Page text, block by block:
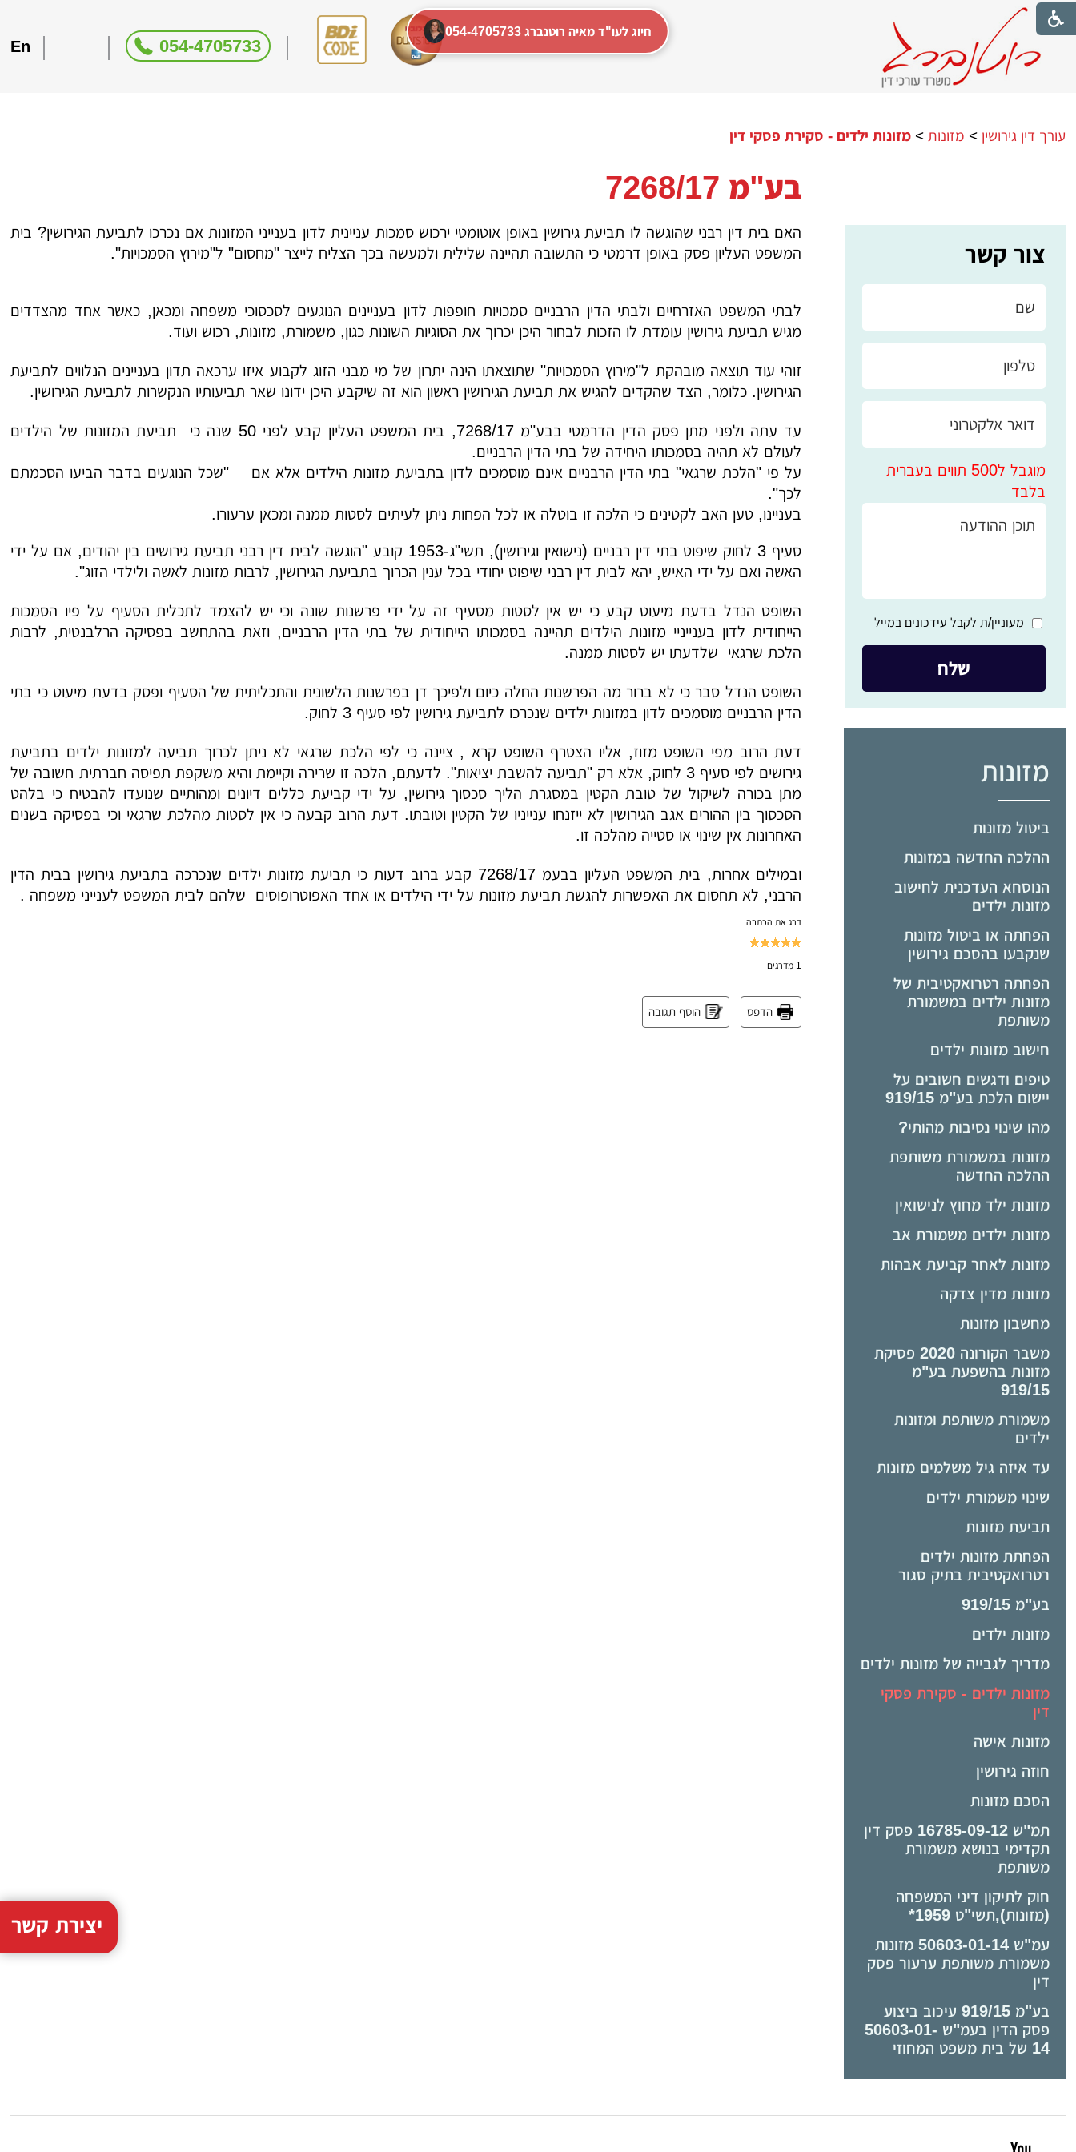
054-4705733
En
צור קשר
מוגבל ל500 תווים בעברית
בלבד
מעוניין/ת לקבל עידכונים במייל
מזונות
ביטול מזונות
ההלכה החדשה במזונות
הנוסחא העדכנית לחישוב
מזונות ילדים
הפחתה או ביטול מזונות
שנקבעו בהסכם גירושין
הפחתה רטרואקטיבית של
מזונות ילדים במשמורת
משותפת
חישוב מזונות ילדים
טיפים ודגשים חשובים על
יישום הלכת בע"מ 919/15
מהו שינוי נסיבות מהותי?
מזונות במשמורת משותפת
ההלכה החדשה
מזונות ילד מחוץ לנישואין
מזונות ילדים משמורת אב
מזונות לאחר קביעת אבהות
מזונות מדין צדקה
מחשבון מזונות
משבר הקורונה 2020 פסיקת
מזונות בהשפעת בע"מ
919/15
משמורת משותפת ומזונות
ילדים
עד איזה גיל משלמים מזונות
שינוי משמורת ילדים
תביעת מזונות
הפחתת מזונות ילדים
רטרואקטיבית בתיק סגור
בע"מ 919/15
מזונות ילדים
מדריך לגבייה של מזונות ילדים
מזונות ילדים - סקירת פסקי
דין
מזונות אישה
חוזה גירושין
הסכם מזונות
תמ"ש 16785-09-12 פסק דין
תקדימי בנושא משמורת
משותפת
חוק לתיקון דיני המשפחה
(מזונות),תשי"ט ­1959*
עמ"ש 50603-01-14 מזונות
משמורת משותפת ערעור פסק
דין
בע"מ 919/15 עיכוב ביצוע
פסק הדין בעמ"ש 50603-01-
14 של בית משפט המחוזי
עורך דין גירושין > מזונות >מזונות ילדים - סקירת פסקי דין
בע"מ 7268/17
האם בית דין רבני שהוגשה לו תביעת גירושין באופן אוטומטי ירכוש סמכות עניינית לדון בענייני המזונות אם נכרכו לתביעת הגירושין? בית
המשפט העליון פסק באופן דרמטי כי התשובה תהיינה שלילית ולמעשה בכך הצליח לייצר "מחסום" ל"מירוץ הסמכויות".
לבתי המשפט האזרחיים ולבתי הדין הרבניים סמכויות חופפות לדון בעניינים הנוגעים לסכסוכי משפחה ומכאן, כאשר אחד מהצדדים
מגיש תביעת גירושין עומדת לו הזכות לבחור היכן יכרוך את הסוגיות השונות כגון, משמורת, מזונות, רכוש ועוד.
זוהי עוד תוצאה מובהקת ל"מירוץ הסמכויות" שתוצאתו הינה יתרון של מי מבני הזוג לקבוע איזו ערכאה תדון בעניינים הנלווים לתביעת
הגירושין. כלומר, הצד שהקדים להגיש את תביעת הגירושין ראשון הוא זה שיקבע היכן ידונו שאר תביעותיו הנקשרות לתביעת הגירושין.
עד עתה ולפני מתן פסק הדין הדרמטי בבע"מ 7268/17, בית המשפט העליון קבע לפני 50 שנה כי תביעת המזונות של הילדים
לעולם לא תהיה בסמכותו היחידה של בתי הדין הרבניים.
על פי "הלכת שרגאי" בתי הדין הרבניים אינם מוסמכים לדון בתביעת מזונות הילדים אלא אם "שכל הנוגעים בדבר הביעו הסכמתם
לכך".
בעניינו, טען האב לקטינים כי הלכה זו בוטלה או לכל הפחות ניתן לעיתים לסטות ממנה ומכאן ערעורו.
סעיף 3 לחוק שיפוט בתי דין רבניים (נישואין וגירושין), תשי"ג-1953 קובע "הוגשה לבית דין רבני תביעת גירושים בין יהודים, אם על ידי
האשה ואם על ידי האיש, יהא לבית דין רבני שיפוט יחודי בכל ענין הכרוך בתביעת הגירושין, לרבות מזונות לאשה ולילדי הזוג".
השופט הנדל בדעת מיעוט קבע כי יש אין לסטות מסעיף זה על ידי פרשנות שונה וכי יש להצמד לתכלית הסעיף על פיו הסמכות
הייחודית לדון בענייניי מזונות הילדים תהיינה בסמכותו הייחודית של בתי הדין הרבניים, וזאת בהתחשב בפסיקה הרלבנטית, לרבות
הלכת שרגאי שלדעתו יש לסטות ממנה.
השופט הנדל סבר כי לא ברור מה הפרשנות החלה כיום ולפיכך דן בפרשנות הלשונית והתכליתית של הסעיף ופסק בדעת מיעוט כי בתי
הדין הרבניים מוסמכים לדון במזונות ילדים שנכרכו לתביעת גירושין לפי סעיף 3 לחוק.
דעת הרוב מפי השופט מזוז, אליו הצטרף השופט קרא , ציינה כי לפי הלכת שרגאי לא ניתן לכרוך תביעה למזונות ילדים בתביעת
גירושים לפי סעיף 3 לחוק, אלא רק "תביעה להשבת יציאות". לדעתם, הלכה זו שרירה וקיימת והיא משקפת תפיסה חברתית חשובה של
מתן בכורה לשיקול של טובת הקטין במסגרת הליך סכסוך גירושין, על ידי קביעת כללים דיונים ומהותיים שנועדו להבטיח כי בלהט
הסכסוך בין ההורים אגב הגירושין לא ייזנחו ענייניו של הקטין וטובתו. דעת הרוב קבעה כי אין לסטות מהלכת שרגאי וכי בפסיקה בשנים
האחרונות אין שינוי או סטייה מהלכה זו.
ובמילים אחרות, בית המשפט העליון בבעמ 7268/17 קבע ברוב דעות כי תביעת מזונות ילדים שנכרכה בתביעת גירושין בבית הדין
הרבני, לא תחסום את האפשרות להגשת תביעת מזונות על ידי הילדים או אחד האפוטרופוסים שלהם לבית המשפט לענייני משפחה .
דרג את הכתבה
1 מדרגים
הדפס הוסף תגובה
יצירת קשר
054-4705733 חיוג לעו"ד מאיה רוטנברג